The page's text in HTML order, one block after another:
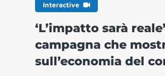
Interactive
‘L’impatto sarà
campagna che
sull’economia del